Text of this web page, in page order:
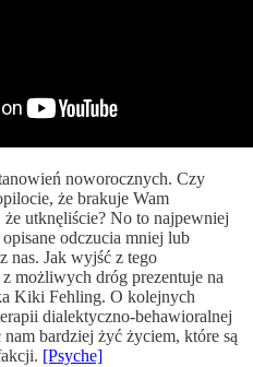
noworocznych. Czy
że brakuje Wam
że utknęliście? No to najpewniej
odczucia mniej lub
nas. Jak wyjść z tego
możliwych dróg prezentuje na
Kiki Fehling. O kolejnych
dialektyczno-behawioralnej
bardziej żyć życiem, które są
[Psyche]